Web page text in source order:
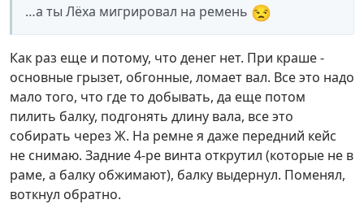
…а ты Лёха мигрировал на ремень 😒
Как раз еще и потому, что денег нет. При краше -
основные грызет, обгонные, ломает вал. Все это надо
мало того, что где то добывать, да еще потом
пилить балку, подгонять длину вала, все это
собирать через Ж. На ремне я даже передний кейс
не снимаю. Задние 4-ре винта открутил (которые не в
раме, а балку обжимают), балку выдернул. Поменял,
воткнул обратно.